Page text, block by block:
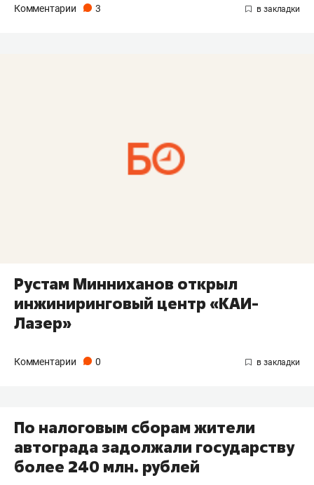
Комментарии 3
Рустам Минниханов открыл
инжиниринговый центр «КАИ-
Лазер»
Комментарии 0
По налоговым сборам жители
автограда задолжали государству
более 240 млн. рублей